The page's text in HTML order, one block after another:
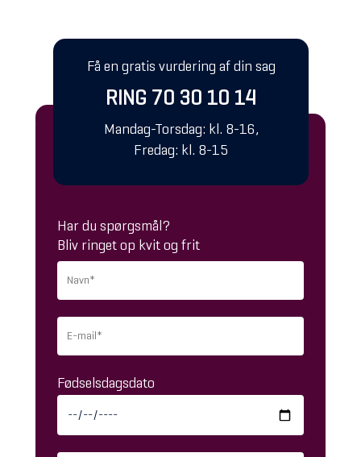
Få en gratis vurdering af din sag
RING 70 30 10 14
Mandag-Torsdag: kl. 8-16,
Fredag: kl. 8-15
Har du spørgsmål?
Bliv ringet op kvit og frit
Fødselsdagsdato